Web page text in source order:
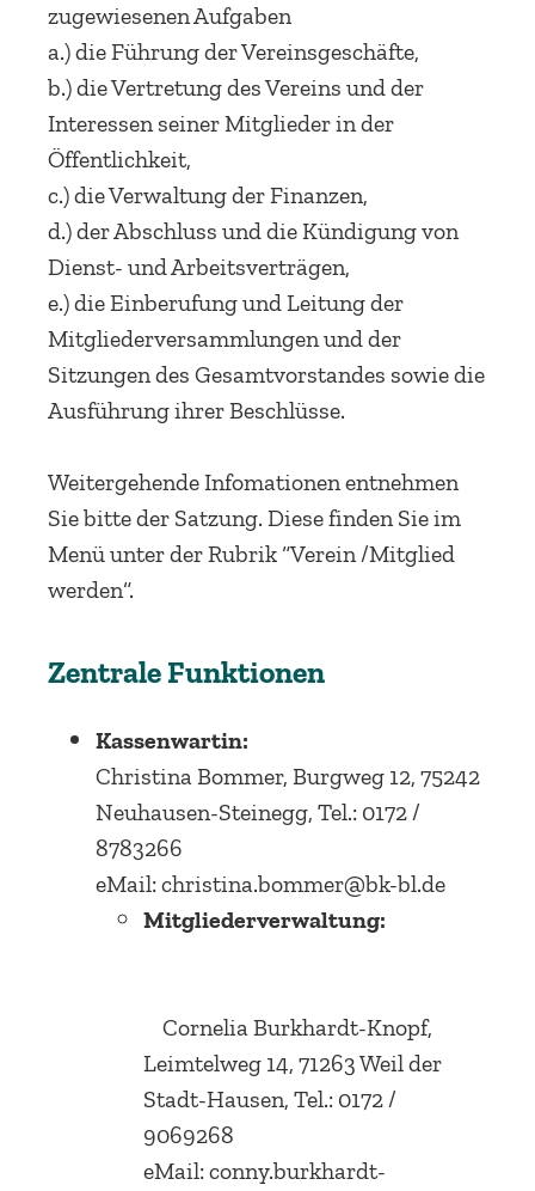
zugewiesenen Aufgaben
a.) die Führung der Vereinsgeschäfte,
b.) die Vertretung des Vereins und der
Interessen seiner Mitgliederin der
Öffentlichkeit,
c.) die Verwaltung der Finanzen,
d.) der Abschluss und die Kündigung von
Dienst- und Arbeitsverträgen,
e.) die Einberufung und Leitung der
Mitgliederversammlungen und der
Sitzungen des Gesamtvorstandes sowie die
Ausführung ihrer Beschlüsse.
Weitergehende Infomationen entnehmen
Sie bitte der Satzung. Diese finden Sie im
Menü unter der Rubrik “Verein /Mitglied
werden“.
Zentrale Funktionen
Kassenwartin:
Christina Bommer, Burgweg 12, 75242
Neuhausen-Steinegg, Tel.: 0172 /
8783266
eMail: christina.bommer@bk-bl.de
Mitgliederverwaltung:
Cornelia Burkhardt-Knopf,
Leimtelweg 14, 71263 Weil der
Stadt-Hausen, Tel.: 0172 /
9069268
eMail: conny.burkhardt-